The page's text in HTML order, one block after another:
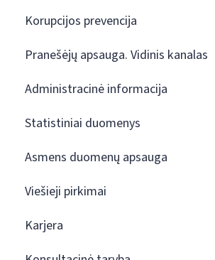
Korupcijos prevencija
Pranešėjų apsauga. Vidinis kanalas
Administracinė informacija
Statistiniai duomenys
Asmens duomenų apsauga
Viešieji pirkimai
Karjera